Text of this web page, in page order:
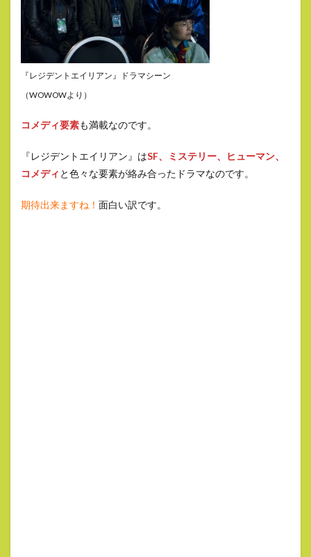
『レジデントエイリアン』ドラマシーン
（WOWOWより）
コメディ要素も満載なのです。
『レジデントエイリアン』はSF、ミステリー、ヒューマン、
コメディ と色々な要素が絡み合ったドラマなのです。
期待出来ますね！ 面白い訳です。